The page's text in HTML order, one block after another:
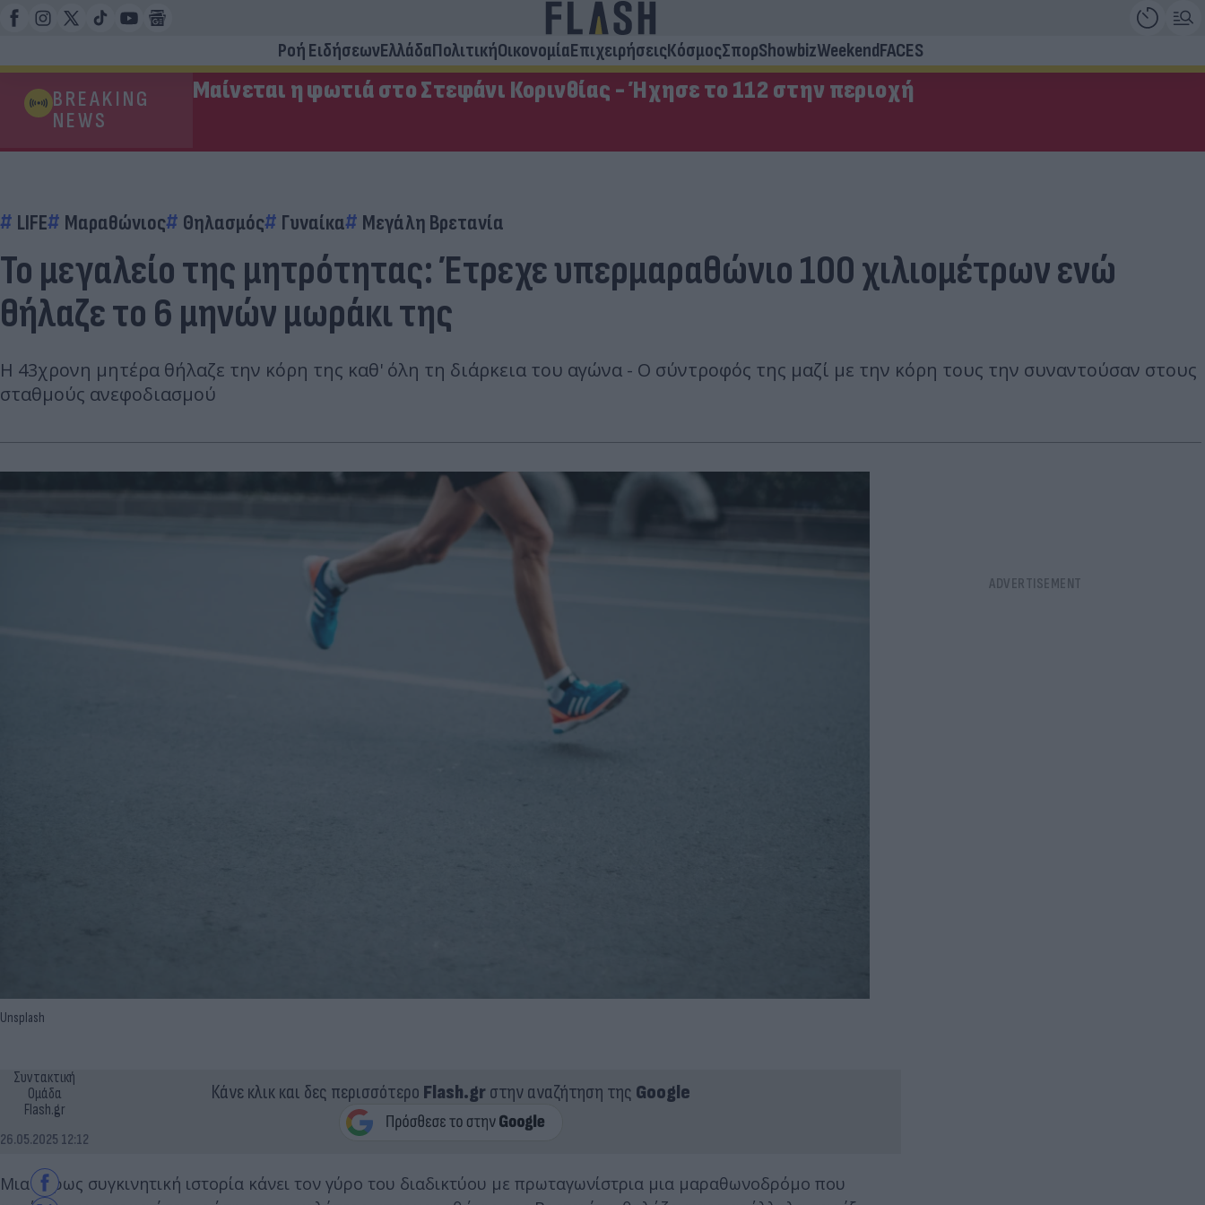
Ροή ΕιδήσεωνΕλλάδαΠολιτικήΟικονομίαΕπιχειρήσειςΚόσμοςΣπορShowbizWeekendFACES
BREAKING
NEWS
Μαίνεται η φωτιά στο Στεφάνι Κορινθίας - Ήχησε το 112 στην περιοχή
LIFE Μαραθώνιος Θηλασμός Γυναίκα Μεγάλη Βρετανία
Το μεγαλείο της μητρότητας: Έτρεχε υπερμαραθώνιο 100 χιλιομέτρων ενώ
θήλαζε το 6 μηνών μωράκι της
Η 43χρονη μητέρα θήλαζε την κόρη της καθ' όλη τη διάρκεια του αγώνα - Ο σύντροφός της μαζί με την κόρη τους την συναντούσαν στους
σταθμούς ανεφοδιασμού
Unsplash
Συντακτική
Ομάδα
Flash.gr
26.05.2025 12:12
Κάνε κλικ και δες περισσότερο Flash.grστην αναζήτηση της Google
Μια άκρως συγκινητική ιστορία κάνει τον γύρο του διαδικτύου με πρωταγωνίστρια μια μαραθωνοδρόμο που